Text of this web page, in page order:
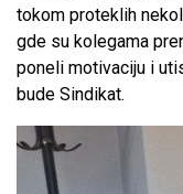
tokom proteklih
gde su kolegama
poneli motivaciju i
bude Sindikat.